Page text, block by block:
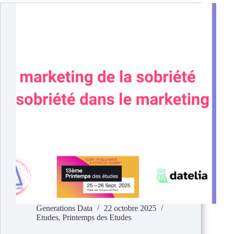
Generations Data
22 octobre 2025
Etudes, Printemps des Etudes